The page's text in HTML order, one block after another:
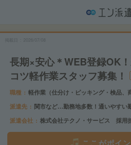
長期×安心＊WEB登録OK
コツ軽作業スタッフ募集！
職種
軽作業（仕分け・ピッキング・検品、
派遣先
関市など…勤務地多数！通いやすい
派遣会社
株式会社テクノ・サービス 採用